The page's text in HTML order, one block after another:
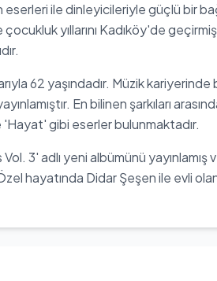
ile dinleyicileriyle güçlü bir
yıllarını Kadıköy'de
62 yaşındadır. Müzik
En bilinen şarkıları
gibi eserler bulunmaktadır.
3' adlı yeni albümünü yayınlamış
hayatında Didar Şeşen ile evli